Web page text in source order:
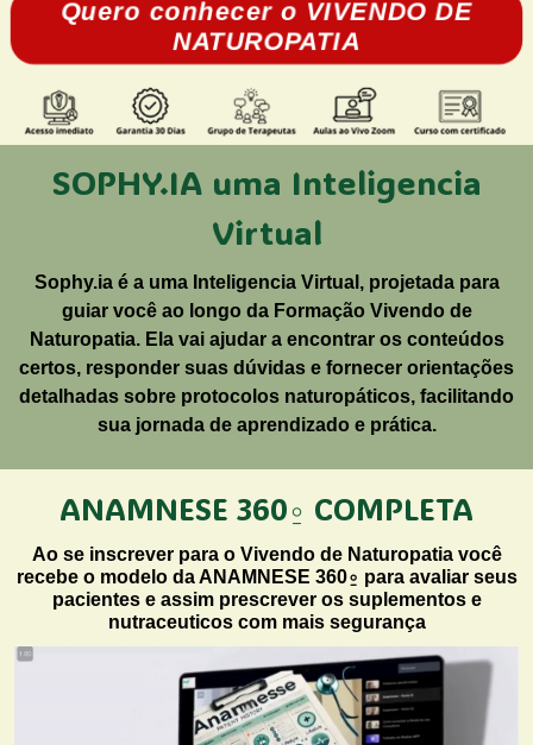
Quero conhecer o VIVENDO DE
NATUROPATIA
SOPHY.IA uma Inteligencia
Virtual
Sophy.ia é a uma Inteligencia Virtual, projetada para
guiar você ao longo da Formação Vivendo de
Naturopatia. Ela vai ajudar a encontrar os conteúdos
certos, responder suas dúvidas e fornecer orientações
detalhadas sobre protocolos naturopáticos, facilitando
sua jornada de aprendizado e prática.
ANAMNESE 360⍛ COMPLETA
Ao se inscrever para o Vivendo de Naturopatia você
recebe o modelo da ANAMNESE 360⍛ para avaliar seus
pacientes e assim prescrever os suplementos e
nutraceuticos com mais segurança